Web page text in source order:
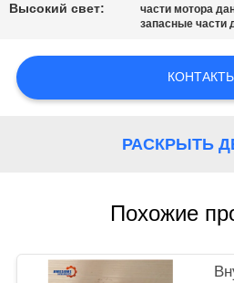
Высокий свет: части мотора
запасные части
РАСКРЫТЬ
Похожие